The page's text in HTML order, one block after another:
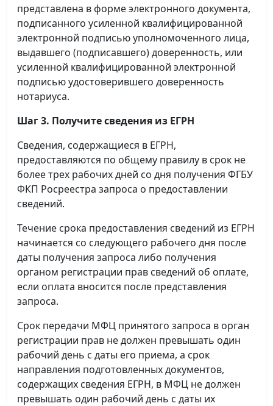
представлена в форме электронного документа,
подписанного усиленной квалифицированной
электронной подписью уполномоченного лица,
выдавшего (подписавшего) доверенность, или
усиленной квалифицированной электронной
подписью удостоверившего доверенность
нотариуса.
Шаг 3. Получите сведения из ЕГРН
Сведения, содержащиеся в ЕГРН,
предоставляются по общему правилу в срок не
более трех рабочих дней со дня получения ФГБУ
ФКП Росреестра запроса о предоставлении
сведений.
Течение срока предоставления сведений из ЕГРН
начинается со следующего рабочего дня после
даты получения запроса либо получения
органом регистрации прав сведений об оплате,
если оплата вносится после представления
запроса.
Срок передачи МФЦ принятого запроса в орган
регистрации прав не должен превышать один
рабочий день с даты его приема, а срок
направления подготовленных документов,
содержащих сведения ЕГРН, в МФЦ не должен
превышать один рабочий день с даты их